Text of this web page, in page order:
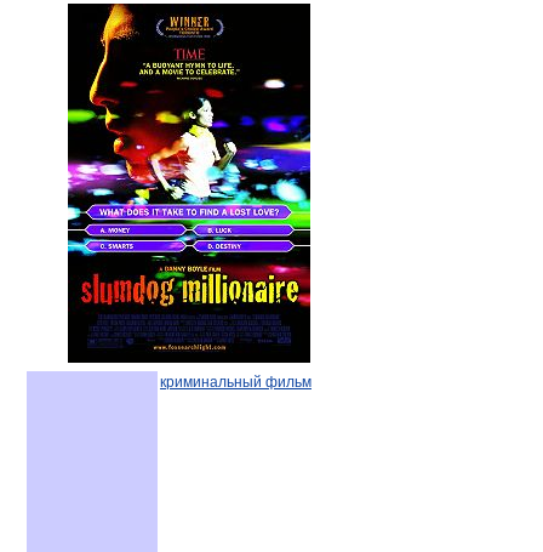
криминальный фильм